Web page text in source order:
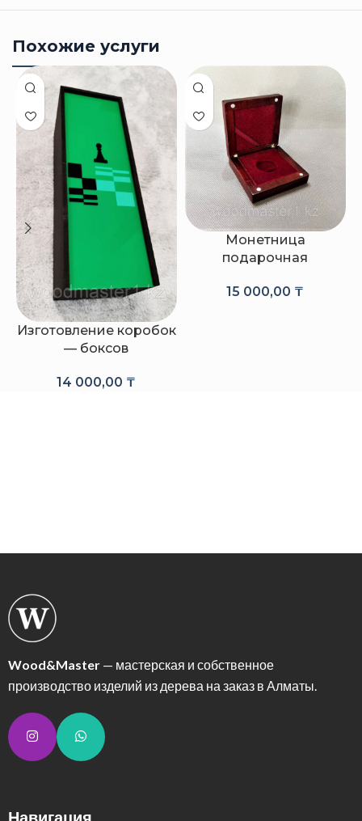
Похожие услуги
Изготовление коробок
— боксов
14 000,00 ₸
Монетница
подарочная
15 000,00 ₸
Wood&Master — мастерская и собственное
производство изделий из дерева на заказ в Алматы.
Навигация